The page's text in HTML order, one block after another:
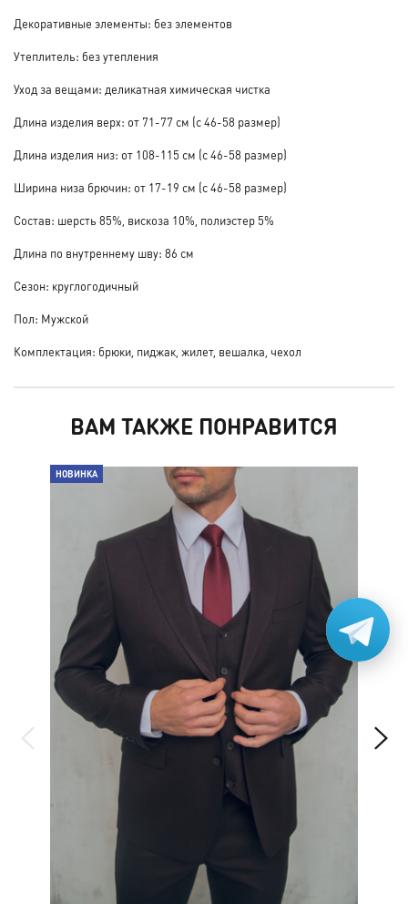
Декоративные элементы: без элементов
Утеплитель: без утепления
Уход за вещами: деликатная химическая чистка
Длина изделия верх: от 71-77 см (с 46-58 размер)
Длина изделия низ: от 108-115 см (с 46-58 размер)
Ширина низа брючин: от 17-19 см (с 46-58 размер)
Состав: шерсть 85%, вискоза 10%, полиэстер 5%
Длина по внутреннему шву: 86 см
Сезон: круглогодичный
Пол: Мужской
Комплектация: брюки, пиджак, жилет, вешалка, чехол
ВАМ ТАКЖЕ ПОНРАВИТСЯ
НОВИНКА